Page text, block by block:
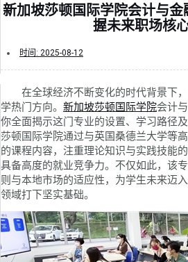
新加坡莎顿国际学院会计与
握未来职场核
时间: 2025-08-12
在全球经济不断变化的时代背景下，
学热门方向。 新加坡莎顿国际学院会计
你全面揭示这门专业的设置、学习路径
莎顿国际学院通过与英国桑德兰大学等
的课程内容，注重理论知识与实践技能
具备高度的就业竞争力。不仅如此，该
则与本地市场的适应性，为学生未来迈
领域打下坚实基础。